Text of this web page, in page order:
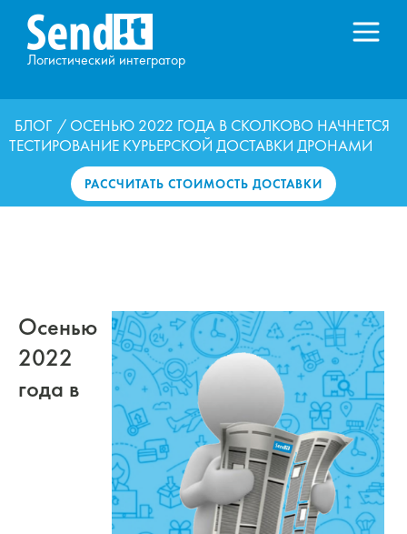
Логистический интегратор
БЛОГ / ОСЕНЬЮ 2022 ГОДА В СКОЛКОВО НАЧНЕТСЯ
ТЕСТИРОВАНИЕ КУРЬЕРСКОЙ ДОСТАВКИ ДРОНАМИ
РАССЧИТАТЬ СТОИМОСТЬ ДОСТАВКИ
Осенью
2022
года в